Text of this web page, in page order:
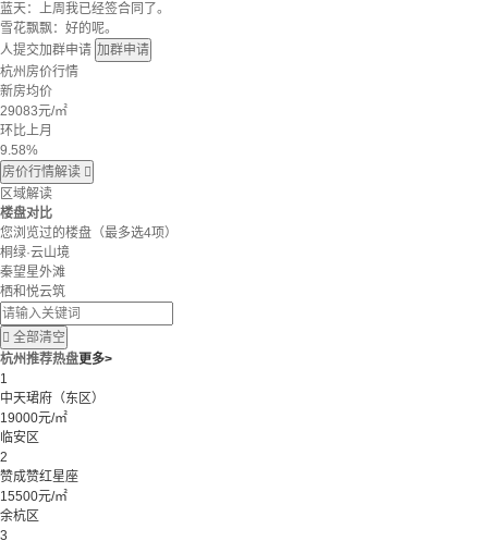
蓝天：上周我已经签合同了。
雪花飘飘：好的呢。
人提交加群申请 加群申请
杭州房价行情
新房均价
29083元/㎡
环比上月
9.58%
房价行情解读 
区域解读
楼盘对比
您浏览过的楼盘 （最多选4项）
桐绿·云山境
秦望星外滩
栖和悦云筑
 全部清空
杭州推荐热盘更多>
1
中天珺府（东区）
19000元/㎡
临安区
2
赞成赞红星座
15500元/㎡
余杭区
3